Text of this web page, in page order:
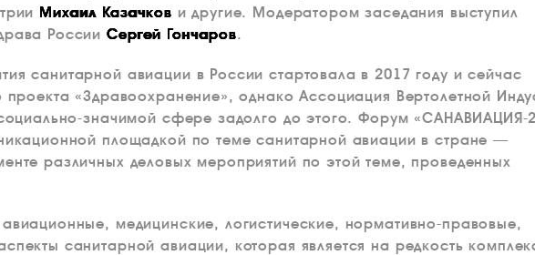
Михаил Казачков и другие. Модератором заседания выступил
РоссииСергей Гончаров.
санитарной авиации в России стартовала в 2017 году и сейчас
проекта «Здравоохранение», однако Ассоциация Вертолетной
значимой сфере задолго до этого. Форум «САНАВИАЦИЯ-
площадкой по теме санитарной авиации в стране —
различных деловых мероприятий по этой теме, проведенных
медицинские, логистические, нормативно-правовые,
санитарной авиации, которая является на редкость